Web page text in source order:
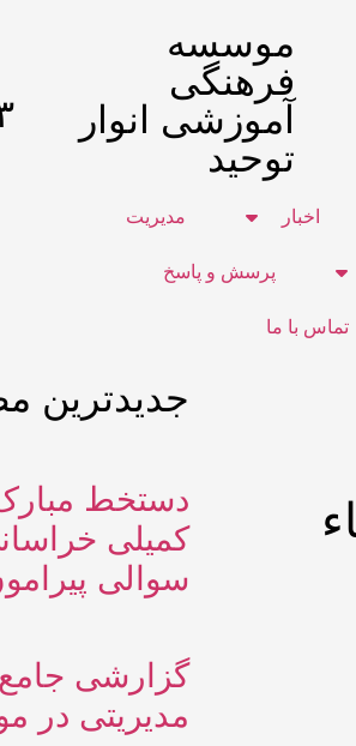
موسسه
فرهنگی
آموزشی انوار
توحید
اخبار مدیریت
پرسش و پاسخ
تماس با ما
جدیدترین
دستخط
کمیلی
سوالی
گزارشی جامع
مدیریتی در